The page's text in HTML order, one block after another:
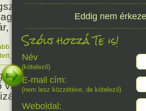
Kondor Gusztáv
matematikus, egyetemi
akadémikus.
olvasom| Nincs hozzászólás, szólj hozzá!
Technika
Mata Hari, a híres
világháborús táncosnő,
és kém.
Eddig nem
Szólj hozzá Te is!
Név
(kötelező)
E-mail cím:
(nem lesz közzétéve, de kötelező)
Weboldal: